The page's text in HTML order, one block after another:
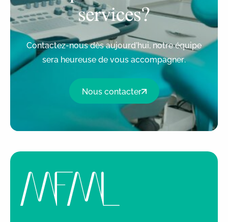
services?
Contactez-nous dès aujourd’hui, notre équipe
sera heureuse de vous accompagner.
Nous contacter